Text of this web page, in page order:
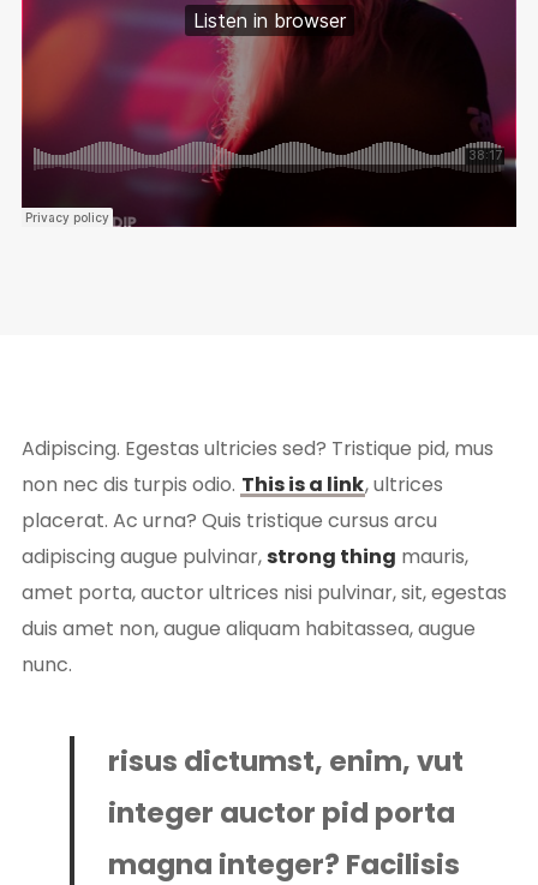
Adipiscing. Egestas ultricies sed? Tristique pid, mus
non nec dis turpis odio. This is a link, ultrices
placerat. Ac urna? Quis tristique cursus arcu
adipiscing augue pulvinar,strong thing mauris,
amet porta, auctor ultrices nisi pulvinar, sit, egestas
duis amet non, augue aliquam habitassea, augue
nunc.
risus dictumst, enim, vut
integer auctor pid porta
magna integer? Facilisis